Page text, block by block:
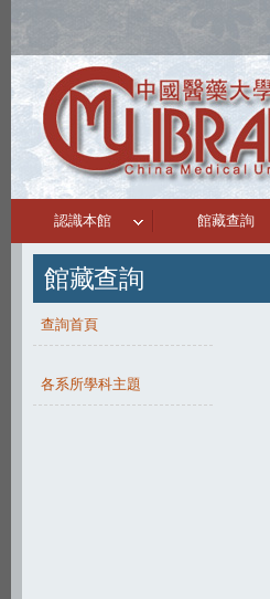
認識本館 館藏查詢
館藏查詢
查詢首頁
各系所學科主題